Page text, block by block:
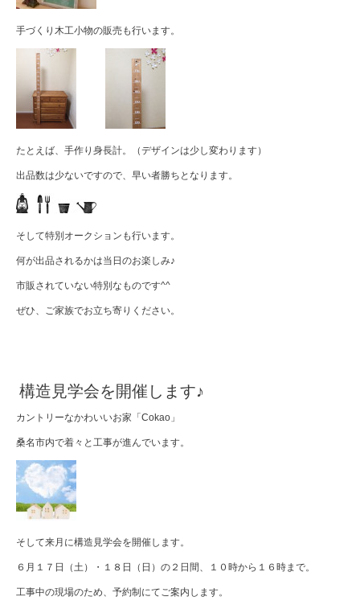
手づくり木工小物の販売も行います。
たとえば、手作り身長計。（デザインは少し変わります）
出品数は少ないですので、早い者勝ちとなります。
そして特別オークションも行います。
何が出品されるかは当日のお楽しみ♪
市販されていない特別なものです^^
ぜひ、ご家族でお立ち寄りください。
構造見学会を開催します♪
カントリーなかわいいお家「Cokao」
桑名市内で着々と工事が進んでいます。
そして来月に構造見学会を開催します。
６月１７日（土）・１８日（日）の２日間、１０時から１６時まで。
工事中の現場のため、予約制にてご案内します。